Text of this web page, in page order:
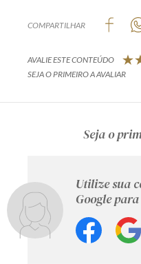
COMPARTILHAR
AVALIE ESTE CONTEÚDO
SEJA O PRIMEIRO A AVALIAR
Seja o
Utilize sua
Google